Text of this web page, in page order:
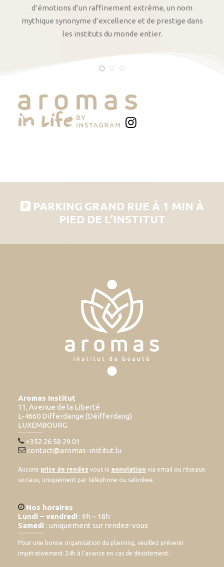
d’émotions d’un raffinement extrême, un nom
mythique synonyme d’excellence et de prestige dans
les instituts du monde entier.
PARKING GRAND RUE À 1 MIN À
PIED DE L’INSTITUT
Aromas Institut
11, Avenue de la Liberté
L-4660 Differdange (Déifferdang)
LUXEMBOURG
+352 26 58 29 01
contact@aromas-institut.lu
Aucune prise de rendez vous ni annulation via email ou réseaux
sociaux, uniquement par téléphone ou salonkee
Nos horaires
Lundi – vendredi : 9h – 18h
Samedi : uniquement sur rendez-vous
Pour une bonne organisation du planning, veuillez prévenir
impérativement 24h à l’avance en cas de désistement.